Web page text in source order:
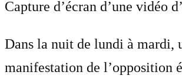
Capture d’écran d’une vidéo
Dans la nuit de lundi à mardi,
manifestation de l’opposition